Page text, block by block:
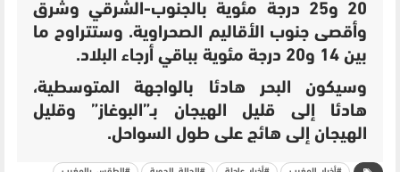
20 و25 درجة مئوية بالجنوب-الشرقي وشرق
وأقصى جنوب الأقاليم الصحراوية. وستتراوح ما
بين 14 و20 درجة مئوية بباقي أرجاء البلاد.
وسيكون البحر هادئا بالواجهة المتوسطية،
هادئا إلى قليل الهيجان بـ”البوغاز” وقليل
الهيجان إلى هائج على طول السواحل.